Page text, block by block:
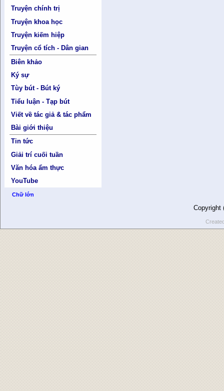
Truyện chính trị
Truyện khoa học
Truyện kiếm hiệp
Truyện cổ tích - Dân gian
Biên khảo
Ký sự
Tùy bút - Bút ký
Tiểu luận - Tạp bút
Viết về tác giả & tác phẩm
Bài giới thiệu
Tin tức
Giải trí cuối tuần
Văn hóa ẩm thực
YouTube
Chữ lớn
Copyright